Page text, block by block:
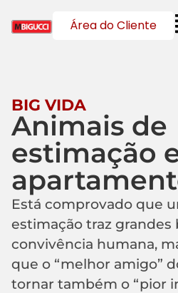
Área do Cliente
BIG VIDA
Animais de
estimação
Está comprovado que
estimação traz grandes
convivência humana,
que o “melhor amigo”
tornar também o “pior